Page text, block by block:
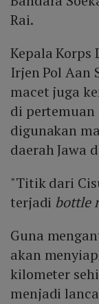
Rai.
Kepala
Irjen Pol Aan
macet juga
di pertemuan
digunakan
daerah Jawa
"Titik dari
terjadi bottle
Guna
akan
kilometer
menjadi